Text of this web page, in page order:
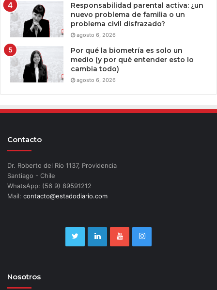
Responsabilidad parental activa: ¿un
nuevo problema de familia o un
problema civil disfrazado?
agosto 6, 2026
Por qué la biometría es solo un
medio (y por qué entender esto lo
cambia todo)
agosto 6, 2026
Contacto
Dr. Roberto del Río 1137, Providencia
Santiago - Chile
WhatsApp: (56 9) 89591212
Mail: contacto@estadodiario.com
Nosotros